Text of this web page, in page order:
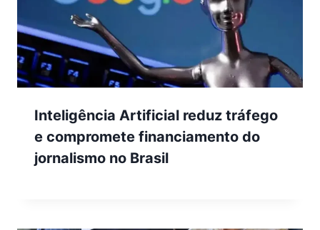
Inteligência Artificial reduz tráfego
e compromete financiamento do
jornalismo no Brasil